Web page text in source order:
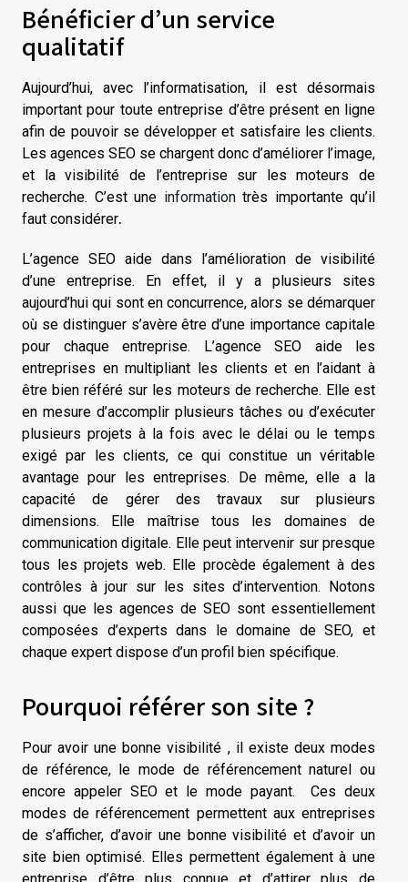
Bénéficier d’un service
qualitatif
Aujourd’hui, avec l’informatisation, il est désormais
important pour toute entreprise d’être présent en ligne
afin de pouvoir se développer et satisfaire les clients.
Les agences SEO se chargent donc d’améliorer l’image,
et la visibilité de l’entreprise sur les moteurs de
recherche. C’est une informationtrès importante qu’il
faut considérer.
L’agence SEO aide dans l’amélioration de visibilité
d’une entreprise. En effet, il y a plusieurs sites
aujourd’hui qui sont en concurrence, alors se démarquer
où se distinguer s’avère être d’une importance capitale
pour chaque entreprise. L’agence SEO aide les
entreprises en multipliant les clients et en l’aidant à
être bien référé sur les moteurs de recherche. Elle est
en mesure d’accomplir plusieurs tâches ou d’exécuter
plusieurs projets à la fois avec le délai ou le temps
exigé par les clients, ce qui constitue un véritable
avantage pour les entreprises. De même, elle a la
capacité de gérer des travaux sur plusieurs
dimensions. Elle maîtrise tous les domaines de
communication digitale. Elle peut intervenir sur presque
tous les projets web. Elle procède également à des
contrôles à jour sur les sites d’intervention. Notons
aussi que les agences de SEO sont essentiellement
composées d’experts dans le domaine de SEO, et
chaque expert dispose d’un profil bien spécifique.
Pourquoi référer son site ?
Pour avoir une bonne visibilité , il existe deux modes
de référence, le mode de référencement naturel ou
encore appeler SEO et le mode payant. Ces deux
modes de référencement permettent aux entreprises
de s’afficher, d’avoir une bonne visibilité et d’avoir un
site bien optimisé. Elles permettent également à une